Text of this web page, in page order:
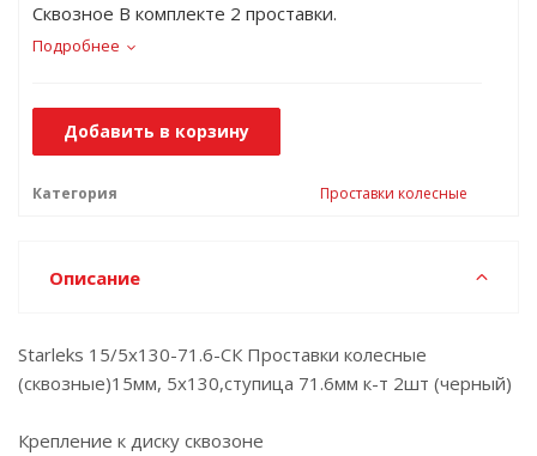
Сквозное В комплекте 2 проставки.
Подробнее
Добавить в корзину
Категория Проставки колесные
Описание
Starleks 15/5x130-71.6-СК Проставки колесные
(сквозные)15мм, 5х130,ступица 71.6мм к-т 2шт (черный)
Крепление к диску сквозоне